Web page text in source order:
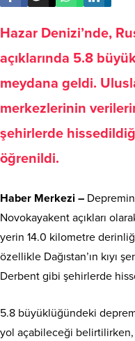
Hazar Denizi’nde,
açıklarında 5.8
meydana geldi.
merkezlerinin
şehirlerde
öğrenildi.
Haber Merkezi –
Novokayakent açıkları
yerin 14.0 kilometre
özellikle Dağıstan’ın kıyı
Derbent gibi şehirlerde
5.8 büyüklüğündeki
yol açabileceği